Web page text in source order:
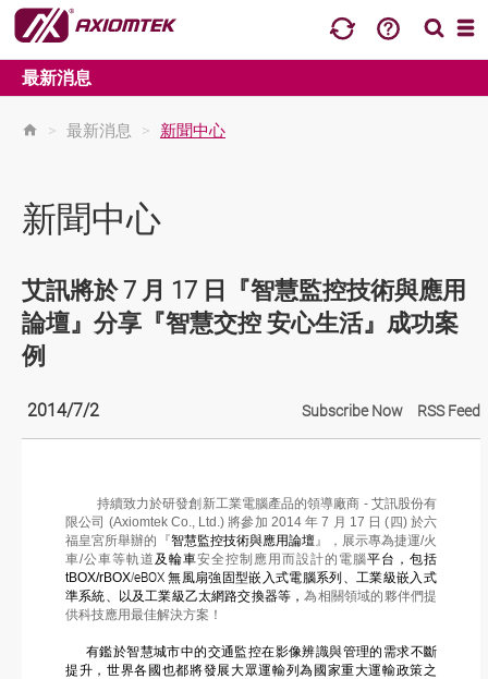
最新消息
> 最新消息 > 新聞中心
新聞中心
艾訊將於 7 月 17 日『智慧監控技術與應用
論壇』分享『智慧交控 安心生活』成功案
例
2014/7/2 Subscribe Now RSS Feed
持續致力於研發創新工業電腦產品的領導廠商 - 艾訊股份有
限公司 (Axiomtek Co., Ltd.)將參加 2014年 7 月 17 日 ( 四) 於六
福皇宮所舉辦的『智慧監控技術與應用論壇』，展示專為捷運/火
車/公車等軌道 及輪車安全控制應用而設計的電腦平台，包括
tBOX/rBOX/eBOX無風扇強固型嵌入式電腦系列、工業級嵌入式
準系統、以及工業級乙太網路交換器等，為相關領域的夥伴們提
供科技應用最佳解決方案！
有鑑於智慧城市中的交通監控在影像辨識與管理的需求不斷
提升，世界各國也都將發展大眾運輸列為國家重大運輸政策之